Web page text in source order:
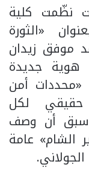
نظّمت كلية
«الثورة
موفق زيدان
هوية جديدة
«محددات أمن
لكل
سبق أن وصف
الشام» عامة